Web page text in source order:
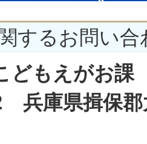
するお問い合
どもえがお課
兵庫県揖保郡